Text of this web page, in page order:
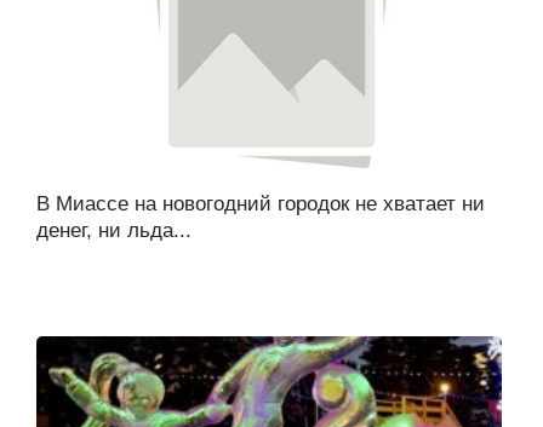
В Миассе на новогодний городок не хватает ни
денег, ни льда...